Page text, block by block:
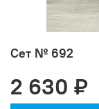
Сет № 692
2 630 ₽